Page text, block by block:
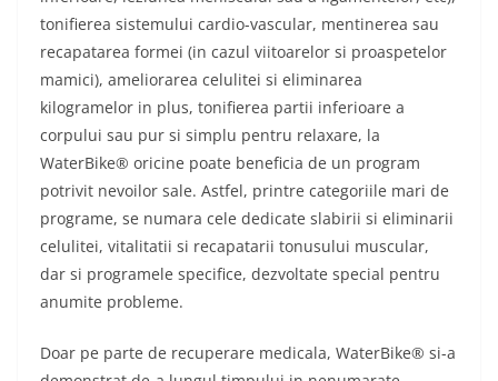
tonifierea sistemului cardio-vascular, mentinerea sau
recapatarea formei (in cazul viitoarelor si proaspetelor
mamici), ameliorarea celulitei si eliminarea
kilogramelor in plus, tonifierea partii inferioare a
corpului sau pur si simplu pentru relaxare, la
WaterBike® oricine poate beneficia de un program
potrivit nevoilor sale. Astfel, printre categoriile mari de
programe, se numara cele dedicate slabirii si eliminarii
celulitei, vitalitatii si recapatarii tonusului muscular,
dar si programele specifice, dezvoltate special pentru
anumite probleme.
Doar pe parte de recuperare medicala, WaterBike® si-a